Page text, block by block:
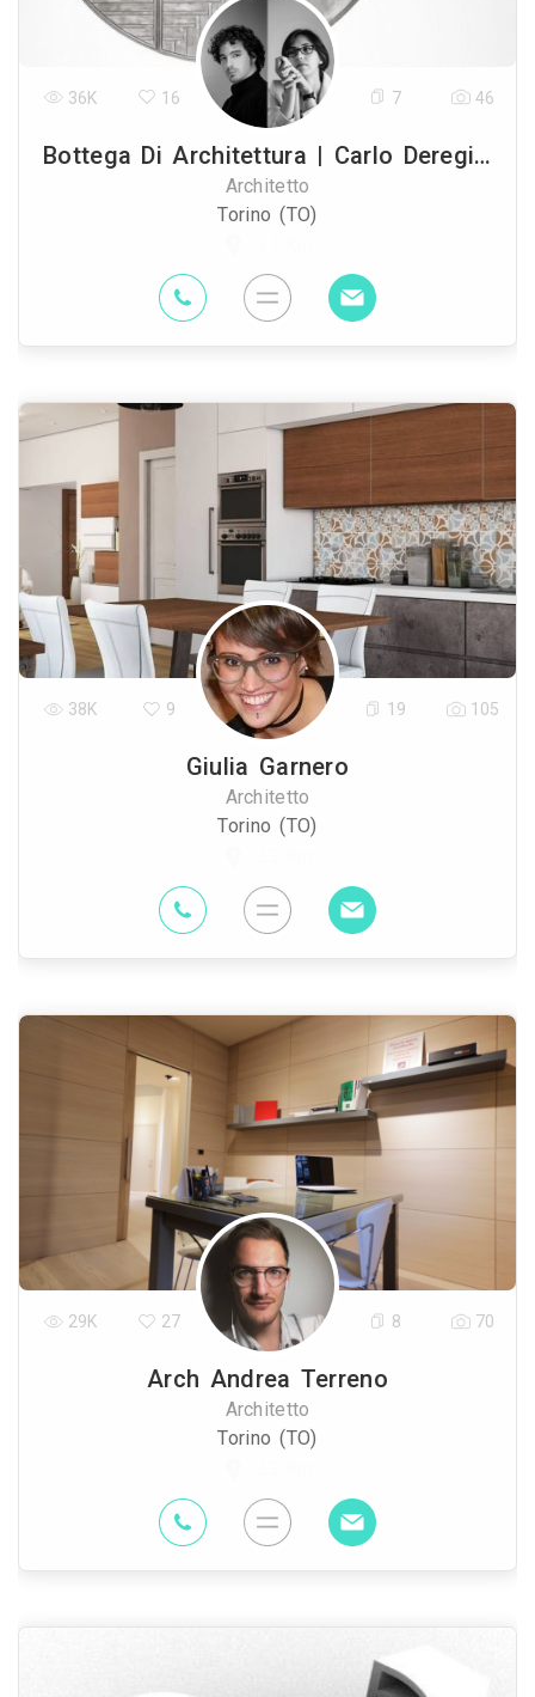
Bottega Di Architettura | Carlo Deregibus & Silvia Sgarbossa
Architetto
Torino (TO)
36K 16 7 46
Giulia Garnero
Architetto
Torino (TO)
38K 9 19 105
Arch Andrea Terreno
Architetto
Torino (TO)
29K 27 8 70